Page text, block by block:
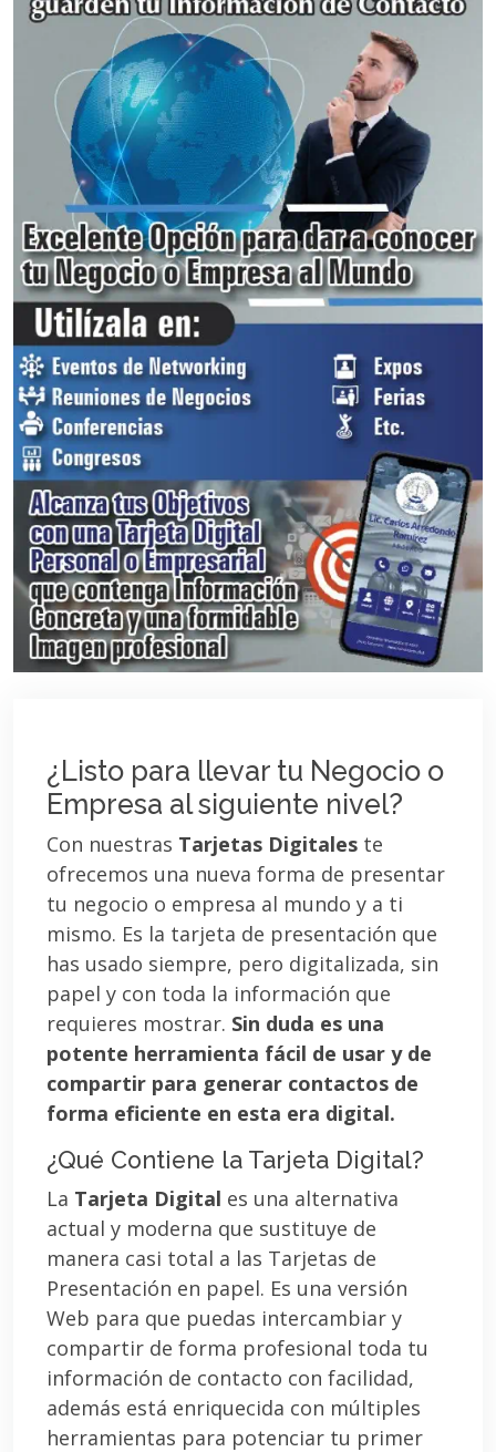
¿Listo para llevar tu Negocio o
Empresa al siguiente nivel?
Con nuestras Tarjetas Digitales te
ofrecemos una nueva forma de presentar
tu negocio o empresa al mundo y a ti
mismo. Es la tarjeta de presentación que
has usado siempre, pero digitalizada, sin
papel y con toda la información que
requieres mostrar. Sin duda es una
potente herramienta fácil de usar y de
compartir para generar contactos de
forma eficiente en esta era digital.
¿Qué Contiene la Tarjeta Digital?
La Tarjeta Digital es una alternativa
actual y moderna que sustituye de
manera casi total a las Tarjetas de
Presentación en papel. Es una versión
Web para que puedas intercambiar y
compartir de forma profesional toda tu
información de contacto con facilidad,
además está enriquecida con múltiples
herramientas para potenciar tu primer